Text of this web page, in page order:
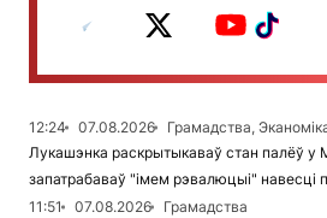
12:24 07.08.2026
Грамадства,
Лукашэнка раскрытыкаваў стан палёў у
запатрабаваў "імем рэвалюцыі" навесці
11:51
07.08.2026
Грамадства